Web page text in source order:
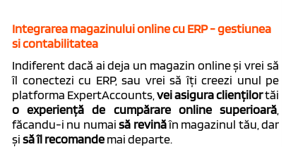
Integrarea magazinului online cu ERP - gestiunea
si contabilitatea
Indiferent dacă ai deja un magazin online și vrei să
îl conectezi cu ERP, sau vrei să îți creezi unul pe
platforma ExpertAccounts, vei asigura cliențilortăi
o experiență de cumpărare online superioară
făcandu-i nu numaisă revinăîn magazinul tău, dar
șisă îl recomandemai departe.